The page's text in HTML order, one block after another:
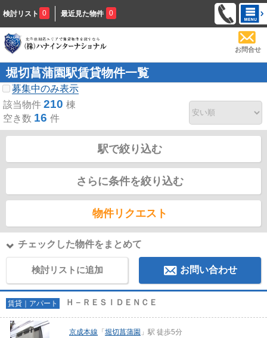
検討リスト 0 最近見た物件 0
お問合せ
堀切菖蒲園駅賃貸物件一覧
募集中のみ表示
該当物件 210 棟
空き数 16 件
駅で絞り込む
さらに条件を絞り込む
物件リクエスト
チェックした物件をまとめて
検討リストに追加 お問い合わせ
賃貸｜アパート Ｈ－ＲＥＳＩＤＥＮＣＥ
京成本線 「 堀切菖蒲園 」駅 徒歩5分